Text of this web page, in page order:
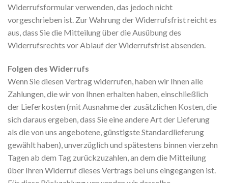
Widerrufsformular verwenden, das jedoch nicht
vorgeschrieben ist. Zur Wahrung der Widerrufsfrist reicht es
aus, dass Sie die Mitteilung über die Ausübung des
Widerrufsrechts vor Ablauf der Widerrufsfrist absenden.
Folgen des Widerrufs
Wenn Sie diesen Vertrag widerrufen, haben wir Ihnen alle
Zahlungen, die wir von Ihnen erhalten haben, einschließlich
der Lieferkosten (mit Ausnahme der zusätzlichen Kosten, die
sich daraus ergeben, dass Sie eine andere Art der Lieferung
als die von uns angebotene, günstigste Standardlieferung
gewählt haben), unverzüglich und spätestens binnen vierzehn
Tagen ab dem Tag zurückzuzahlen, an dem die Mitteilung
über Ihren Widerruf dieses Vertrags bei uns eingegangen ist.